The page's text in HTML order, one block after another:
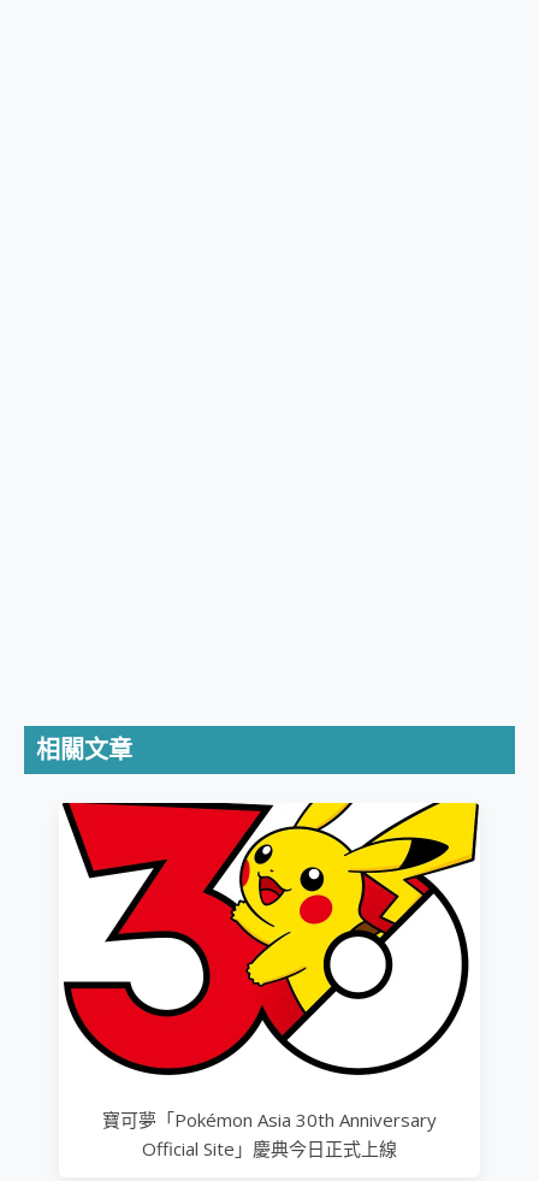
相關文章
寶可夢「Pokémon Asia 30th Anniversary
Official Site」慶典今日正式上線